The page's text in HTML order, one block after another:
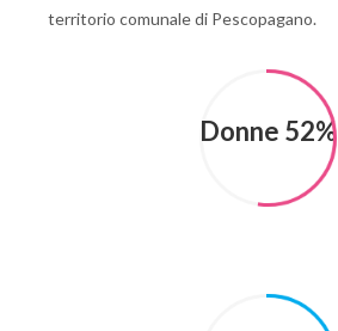
territorio comunale di Pescopagano.
Donne 52%